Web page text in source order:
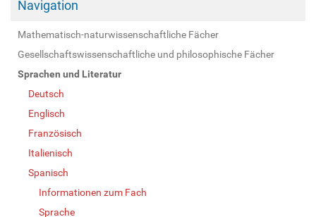
Navigation
Mathematisch-naturwissenschaftliche Fächer
Gesellschaftswissenschaftliche und philosophische Fächer
Sprachen und Literatur
Deutsch
Englisch
Französisch
Italienisch
Spanisch
Informationen zum Fach
Sprache